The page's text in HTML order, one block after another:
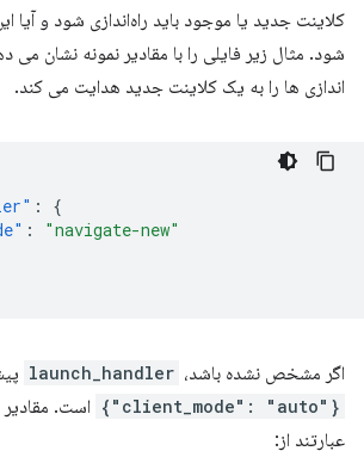
کلاینت جدید یا موجود باید راه‌اندازی شود و آیا
شود. مثال زیر فایلی را با مقادیر نمونه نشان
اندازی ها را به یک کلاینت جدید هدایت می کند.
:
{
:
"navigate-new"
اگر مشخص نشده باشد، launch_handler
{"client_mode": "auto"}
است. مقادیر
عبارتند از: